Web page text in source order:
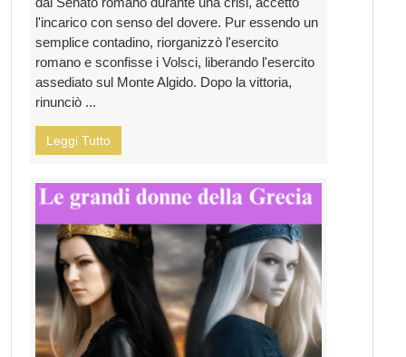
l'incarico con senso del dovere. Pur essendo un
semplice contadino, riorganizzò l'esercito
romano e sconfisse i Volsci, liberando l'esercito
assediato sul Monte Algido. Dopo la vittoria,
rinunciò ...
Leggi Tutto